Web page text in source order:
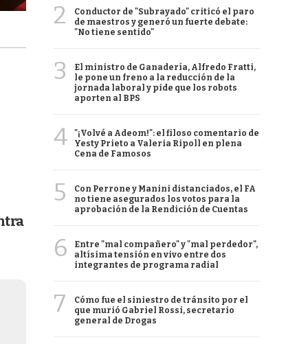
2
Conductor de "Subrayado" criticó el paro
de maestros y generó un fuerte debate:
"No tiene sentido"
3
El ministro de Ganadería, Alfredo Fratti,
le pone un freno a la reducción de la
jornada laboral y pide que los robots
aporten al BPS
4
"¡Volvé a Adeom!": el filoso comentario de
Yesty Prieto a Valeria Ripoll en plena
Cena de Famosos
5
Con Perrone y Manini distanciados, el FA
no tiene asegurados los votos para la
aprobación de la Rendición de Cuentas
6
Entre "mal compañero" y "mal perdedor",
altísima tensión en vivo entre dos
integrantes de programa radial
7
Cómo fue el siniestro de tránsito por el
que murió Gabriel Rossi, secretario
general de Drogas